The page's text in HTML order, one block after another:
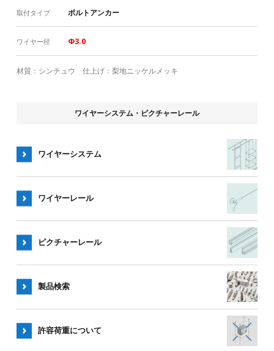
取付タイプ ボルトアンカー
ワイヤー径 Φ3.0
材質：シンチュウ 仕上げ：梨地ニッケルメッキ
ワイヤーシステム・ピクチャーレール
ワイヤーシステム
ワイヤーレール
ピクチャーレール
製品検索
許容荷重について